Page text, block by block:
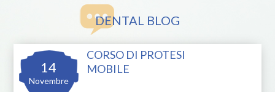
DENTAL BLOG
14
Novembre
CORSO DI PROTESI
MOBILE